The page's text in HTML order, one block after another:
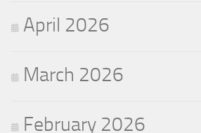
April 2026
March 2026
February 2026